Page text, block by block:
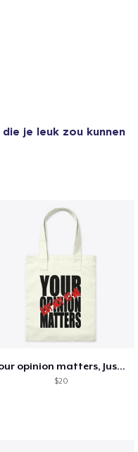
die je leuk zou kunnen
Your opinion matters, Just not to me!
$20